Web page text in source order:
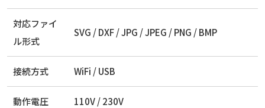
対応ファイ
ル形式
SVG / DXF / JPG / JPEG / PNG / BMP
接続方式 WiFi / USB
動作電圧 110V / 230V